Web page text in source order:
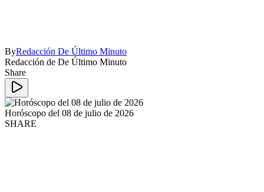
ByRedacción De Último Minuto
Redacción de De Último Minuto
Share
Horóscopo del 08 de julio de 2026
SHARE